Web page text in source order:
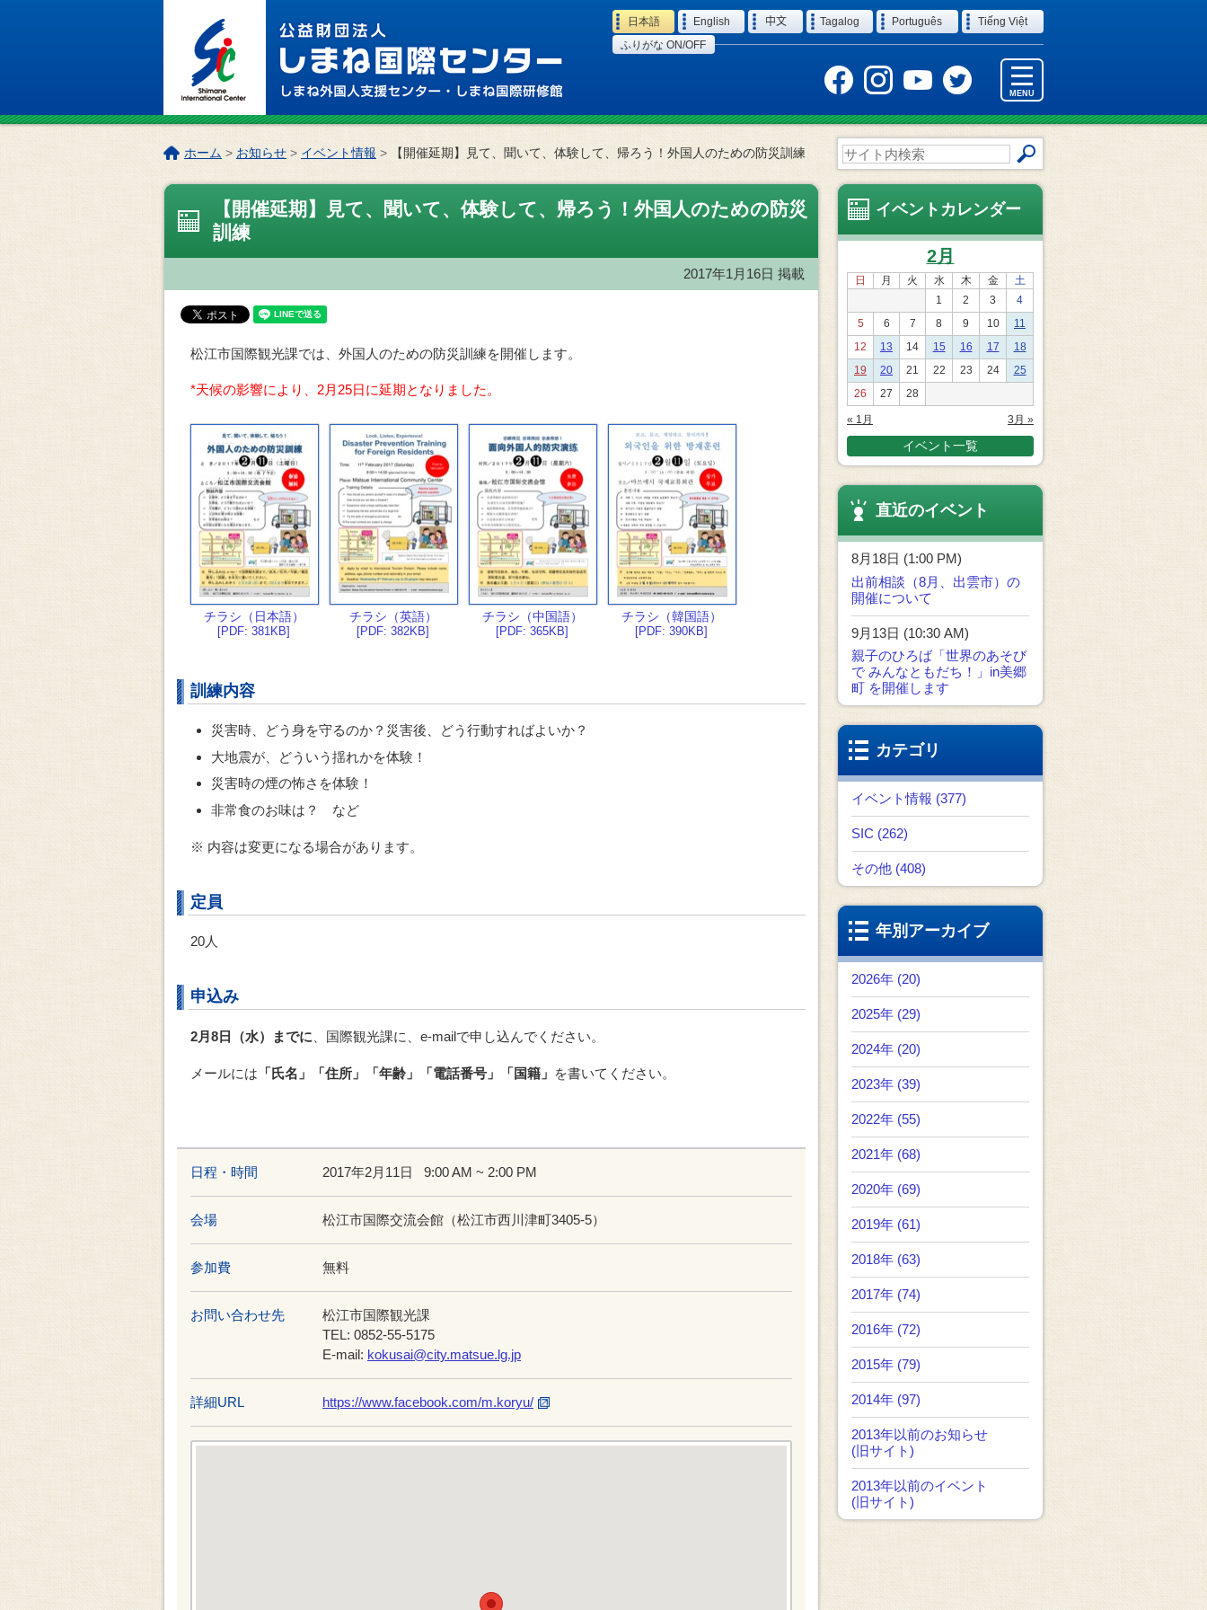
Language
日本語 English 中文 Tagalog Português
Tiếng Việt
ふりがな ON/OFF
MENU
サ
イ
ト
内
こ
ペ
ホーム > お知らせ > イベント情報 > 【開催延期】見て、聞いて、体験して、帰ろう！外国人のための防災訓練
【開催延期】見て、聞いて、体験して、帰ろう！外国人のための防災
訓練
2017年1月16日 掲載
松江市国際観光課では、外国人のための防災訓練を開催します。
*天候の影響により、2月25日に延期となりました。
チラシ（日本語）
[PDF: 381KB]
チラシ（英語）
[PDF: 382KB]
チラシ（中国語）
[PDF: 365KB]
チラシ（韓国語）
[PDF: 390KB]
訓練内容
災害時、どう身を守るのか？災害後、どう行動すればよいか？
大地震が、どういう揺れかを体験！
災害時の煙の怖さを体験！
非常食のお味は？ など
※ 内容は変更になる場合があります。
定員
20人
申込み
2月8日（水）までに 、国際観光課に、e-mailで申し込んでください。
メールには 「氏名」「住所」「年齢」「電話番号」「国籍」 を書いてください。
日程・時間 2017年2月11日 9:00 AM ~ 2:00 PM
会場 松江市国際交流会館（松江市西川津町3405-5）
参加費 無料
お問い合わせ先
松江市国際観光課
TEL: 0852-55-5175
E-mail: kokusai@city.matsue.lg.jp
詳細URL https://www.facebook.com/m.koryu/
イベントカレンダー
2月
日 月 火 水 木 金
土
1
2 3
4
5
6 7 8 9 10
11
12
13 14 15 16 17
18
19
20 21 22 23 24
25
26
27 28
« 1月 3月 »
イベント一覧
直近のイベント
8月18日 (1:00 PM)
出前相談（8月、出雲市）の
開催について
9月13日 (10:30 AM)
親子のひろば「世界のあそび
で みんなともだち！」in美郷
町 を開催します
カテゴリ
イベント情報 (377)
SIC (262)
その他 (408)
年別アーカイブ
2026年 (20)
2025年 (29)
2024年 (20)
2023年 (39)
2022年 (55)
2021年 (68)
2020年 (69)
2019年 (61)
2018年 (63)
2017年 (74)
2016年 (72)
2015年 (79)
2014年 (97)
2013年以前のお知らせ
(旧サイト)
2013年以前のイベント
(旧サイト)